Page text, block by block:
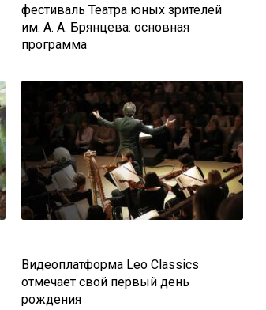
фестиваль Театра юных зрителей
им. А. А. Брянцева: основная
программа
Видеоплатформа Leo Classics
отмечает свой первый день
рождения